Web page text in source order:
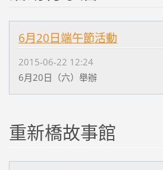
6月20日端午節活動
2015-06-22 12:24
6月20日（六）舉辦
重新橋故事館